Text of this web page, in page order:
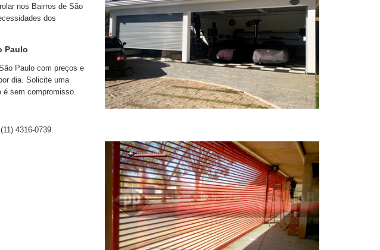
nos Bairros de São
dos
Paulo
Paulo com preços e
dia. Solicite uma
é sem compromisso.
4316-0739.